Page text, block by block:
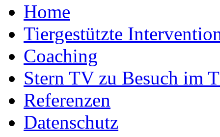
Home
Tiergestützte
Coaching
Stern TV zu Besuch im
Referenzen
Datenschutz